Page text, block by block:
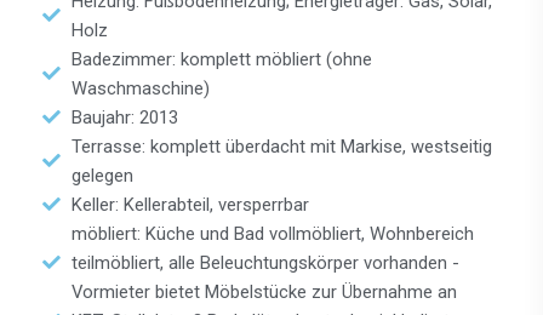
Holz
Badezimmer: komplett möbliert (ohne
Waschmaschine)
Baujahr: 2013
Terrasse: komplett überdacht mit Markise, westseitig
gelegen
Keller: Kellerabteil, versperrbar
möbliert: Küche und Bad vollmöbliert, Wohnbereich
teilmöbliert, alle Beleuchtungskörper vorhanden -
Vormieter bietet Möbelstücke zur Übernahme an